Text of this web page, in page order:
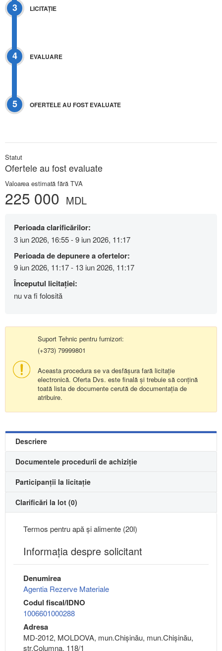
3 LICITAŢIE
4 EVALUARE
5 OFERTELE AU FOST EVALUATE
Statut
Ofertele au fost evaluate
Valoarea estimată fără TVA
225 000 MDL
Perioada clarificărilor:
3 iun 2026, 16:55 - 9 iun 2026, 11:17
Perioada de depunere a ofertelor:
9 iun 2026, 11:17 - 13 iun 2026, 11:17
Începutul licitației:
nu va fi folosită
Suport Tehnic pentru furnizori:
(+373) 79999801
Aceasta procedura se va desfășura fară licitație
electronică. Oferta Dvs. este finală și trebuie să conțină
toată lista de documente cerută de documentația de
atribuire.
Descriere
Documentele procedurii de achiziție
Participanții la licitație
Clarificări la lot (0)
Termos pentru apă și alimente (20l)
Informaţia despre solicitant
Denumirea
Agentia Rezerve Materiale
Codul fiscal/IDNO
1006601000288
Adresa
MD-2012, MOLDOVA, mun.Chişinău, mun.Chişinău,
str.Columna, 118/1